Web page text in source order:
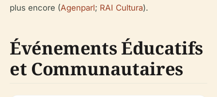
plus encore (Agenparl; RAI Cultura).
Événements Éducatifs
et Communautaires